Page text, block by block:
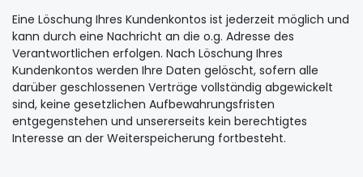
Eine Löschung Ihres Kundenkontos ist jederzeit möglich und
kann durch eine Nachricht an die o.g. Adresse des
Verantwortlichen erfolgen. Nach Löschung Ihres
Kundenkontos werden Ihre Daten gelöscht, sofern alle
darüber geschlossenen Verträge vollständig abgewickelt
sind, keine gesetzlichen Aufbewahrungsfristen
entgegenstehen und unsererseits kein berechtigtes
Interesse an der Weiterspeicherung fortbesteht.